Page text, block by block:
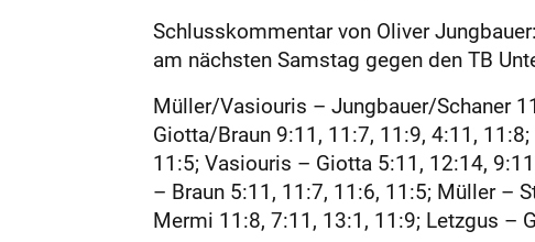
Schlusskommentar von Oliver
am nächsten Samstag gegen den TB
Müller/Vasiouris – Jungbauer/Schaner
Giotta/Braun 9:11, 11:7, 11:9, 4:11,
11:5; Vasiouris – Giotta 5:11, 12:14,
– Braun 5:11, 11:7, 11:6, 11:5; Müller –
Mermi 11:8, 7:11, 13:1, 11:9; Letzgus –